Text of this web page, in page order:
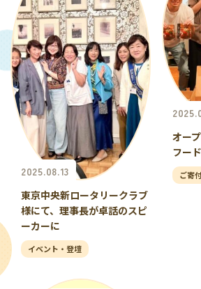
2025.08.13
東京中央新ロータリークラブ
様にて、理事長が卓話のスピ
ーカーに
イベント・登壇
オー
フー
ご寄